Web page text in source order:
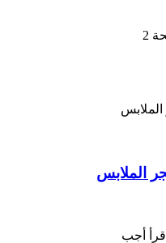
2
الملابس